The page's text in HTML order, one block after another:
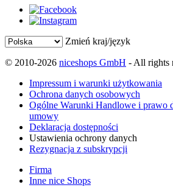
Zmień kraj/język
© 2010-2026 niceshops GmbH - All rights
Impressum i warunki użytkowania
Ochrona danych osobowych
Ogólne Warunki Handlowe i prawo
umowy
Deklaracja dostępności
Ustawienia ochrony danych
Rezygnacja z subskrypcji
Firma
Inne nice Shops